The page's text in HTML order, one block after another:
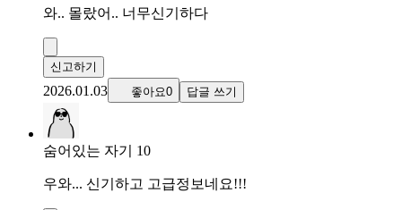
와.. 몰랐어.. 너무신기하다
신고하기
2026.01.03 좋아요0 답글 쓰기
숨어있는 자기 10
우와... 신기하고 고급정보네요!!!